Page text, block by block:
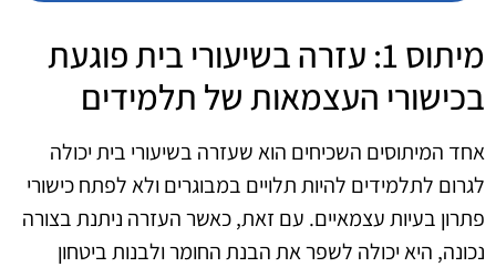
מיתוס 1: עזרה בשיעורי בית פוגעת
בכישורי העצמאות של תלמידים
אחד המיתוסים השכיחים הוא שעזרה בשיעורי בית יכולה
לגרום לתלמידים להיות תלויים במבוגרים ולא לפתח כישורי
פתרון בעיות עצמאיים. עם זאת, כאשר העזרה ניתנת בצורה
נכונה, היא יכולה לשפר את הבנת החומר ולבנות ביטחון